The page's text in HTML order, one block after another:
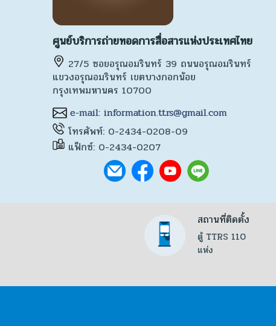
ศูนย์บริการถ่ายทอดการสื่อสารแห่งประเทศไทย
27/5 ซอยอรุณอมรินทร์ 39 ถนนอรุณอมรินทร์
แขวงอรุณอมรินทร์ เขตบางกอกน้อย
กรุงเทพมหานคร 10700
โทรศัพท์: 0-2434-0208-09
แฟ็กซ์: 0-2434-0207
สถานที่ติดตั้ง
ตู้ TTRS 110
แห่ง